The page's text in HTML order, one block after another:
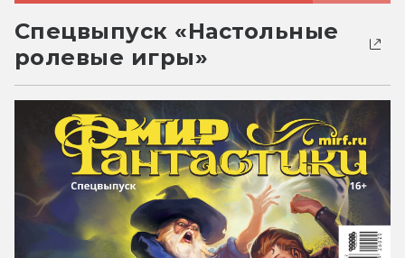
Спецвыпуск «Настольные
ролевые игры»